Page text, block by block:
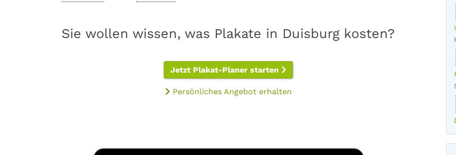
Sie wollen wissen, was Plakate in Duisburg kosten?
Jetzt Plakat-Planer starten
Persönliches Angebot erhalten